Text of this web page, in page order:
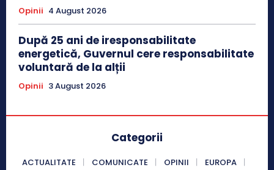
Opinii 4 August 2026
După 25 ani de iresponsabilitate
energetică, Guvernul cere responsabilitate
voluntară de la alții
Opinii 3 August 2026
Categorii
ACTUALITATE COMUNICATE OPINII
EUROPA